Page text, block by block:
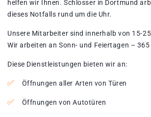
helfen wir Ihnen. Schlosser in Dortmund
dieses Notfalls rund um die Uhr.
Unsere Mitarbeiter sind innerhalb von 15-
Wir arbeiten an Sonn- und Feiertagen –
Diese Dienstleistungen bieten wir an:
Öffnungen aller Arten von Türen
Öffnungen von Autotüren